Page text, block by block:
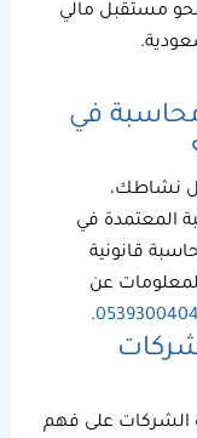
نحو مستقبل مالي
في
نشاطك،
المعتمدة في
قانونية
عن
.
على فهم